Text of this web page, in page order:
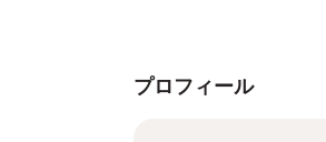
プロフィール